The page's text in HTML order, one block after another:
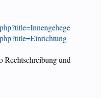
Rechtschreibung und